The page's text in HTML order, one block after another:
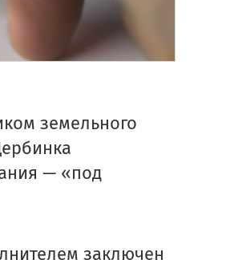
земельного
— «под
заключен